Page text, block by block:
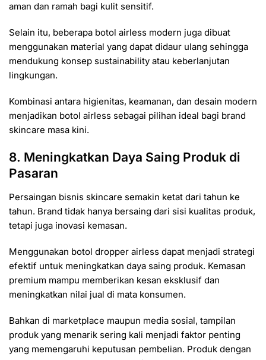
aman dan ramah bagi kulit sensitif.
Selain itu, beberapa botol airless modern juga dibuat
menggunakan material yang dapat didaur ulang sehingga
mendukung konsep sustainability atau keberlanjutan
lingkungan.
Kombinasi antara higienitas, keamanan, dan desain modern
menjadikan botol airless sebagai pilihan ideal bagi brand
skincare masa kini.
8. Meningkatkan Daya Saing Produk di
Pasaran
Persaingan bisnis skincare semakin ketat dari tahun ke
tahun. Brand tidak hanya bersaing dari sisi kualitas produk,
tetapi juga inovasi kemasan.
Menggunakan botol dropper airless dapat menjadi strategi
efektif untuk meningkatkan daya saing produk. Kemasan
premium mampu memberikan kesan eksklusif dan
meningkatkan nilai jual di mata konsumen.
Bahkan di marketplace maupun media sosial, tampilan
produk yang menarik sering kali menjadi faktor penting
yang memengaruhi keputusan pembelian. Produk dengan